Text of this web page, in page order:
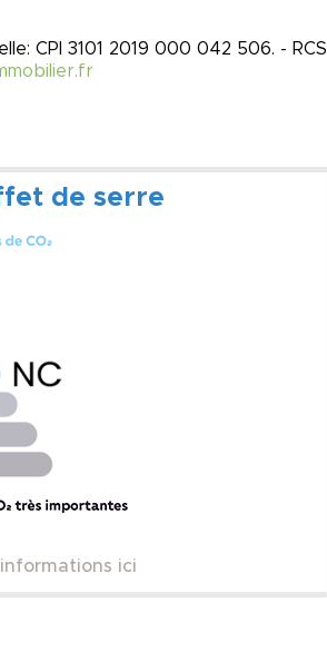
CPI 3101 2019 000 042 506. - RCS
de serre
ici